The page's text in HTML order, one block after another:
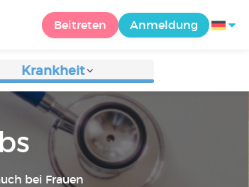
Beitreten Anmeldung
Krankheit
bei Frauen